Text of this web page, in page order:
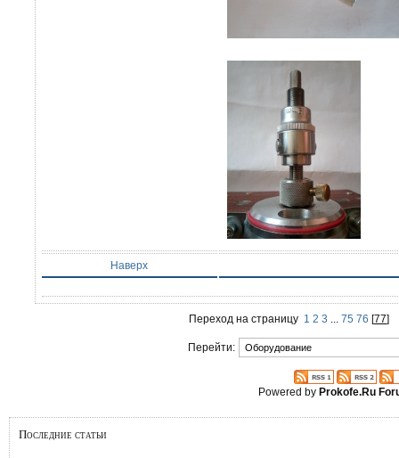
Наверх
Переход на страницу 1 2 3 75 76 [77]
Перейти:
Powered byProkofe.Ru
Последние статьи